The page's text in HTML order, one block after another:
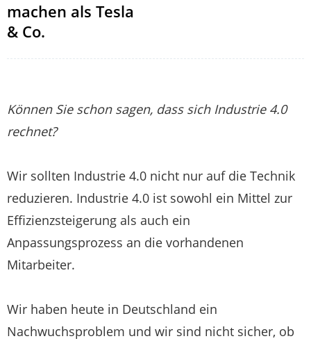
machen als Tesla
& Co.
Können Sie schon sagen, dass sich Industrie 4.0
rechnet?
Wir sollten Industrie 4.0 nicht nur auf die Technik
reduzieren. Industrie 4.0 ist sowohl ein Mittel zur
Effizienzsteigerung als auch ein
Anpassungsprozess an die vorhandenen
Mitarbeiter.
Wir haben heute in Deutschland ein
Nachwuchsproblem und wir sind nicht sicher, ob